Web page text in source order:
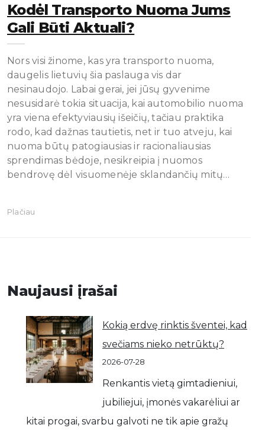
Kodėl Transporto Nuoma Jums
Gali Būti Aktuali?
Nors visi žinome, kas yra transporto nuoma,
daugelis lietuvių šia paslauga vis dar
nesinaudojo. Labai gerai, jei jūsų gyvenime
nesusidarė tokia situacija, kai automobilio nuoma
yra viena efektyviausių išeičių, tačiau praktika
rodo, kad dažnas tautietis, net ir tuo atveju, kai
nuoma būtų patogiausias ir racionaliausias
sprendimas bėdoje, nesikreipia į nuomos
bendrovę dėl visuomenėje sklandančių mitų…
Plačiau
Naujausi įrašai
Kokią erdvę rinktis šventei, kad
svečiams nieko netrūktų?
2026-07-28
Renkantis vietą gimtadieniui,
jubiliejui, įmonės vakarėliui ar
kitai progai, svarbu galvoti ne tik apie gražų